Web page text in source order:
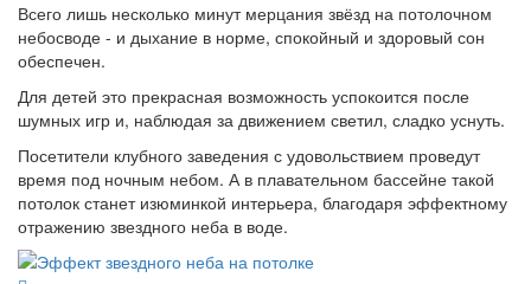
Всего лишь несколько минут мерцания звёзд на потолочном
небосводе - и дыхание в норме, спокойный и здоровый сон
обеспечен.
Для детей это прекрасная возможность успокоится после
шумных игр и, наблюдая за движением светил, сладко уснуть.
Посетители клубного заведения с удовольствием проведут
время под ночным небом. А в плавательном бассейне такой
потолок станет изюминкой интерьера, благодаря эффектному
отражению звездного неба в воде.